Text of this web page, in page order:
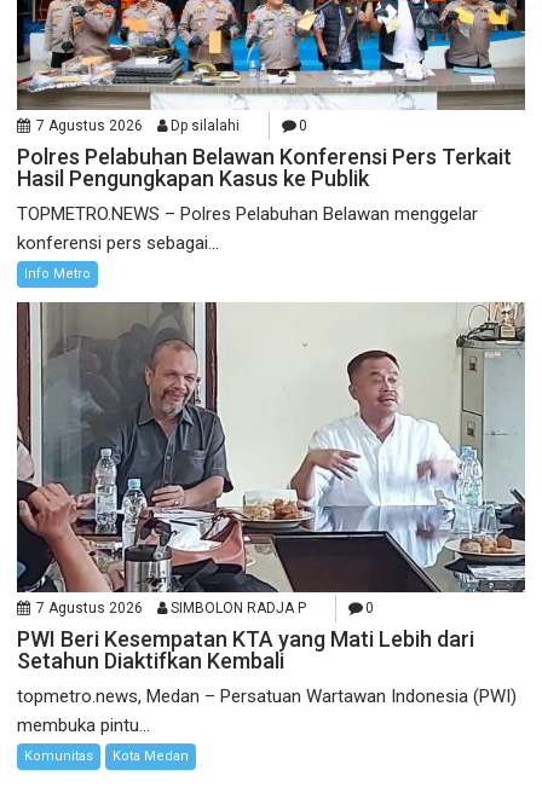
7 Agustus 2026 Dp silalahi 0
Polres Pelabuhan Belawan Konferensi Pers Terkait
Hasil Pengungkapan Kasus ke Publik
TOPMETRO.NEWS – Polres Pelabuhan Belawan menggelar
konferensi pers sebagai...
Info Metro
7 Agustus 2026 SIMBOLON RADJA P 0
PWI Beri Kesempatan KTA yang Mati Lebih dari
Setahun Diaktifkan Kembali
topmetro.news, Medan – Persatuan Wartawan Indonesia (PWI)
membuka pintu...
Komunitas Kota Medan